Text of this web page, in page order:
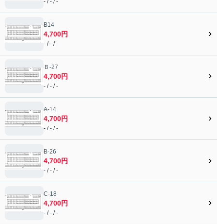
B14
4,700円
- / - / -
Ｂ-27
4,700円
- / - / -
A-14
4,700円
- / - / -
B-26
4,700円
- / - / -
C-18
4,700円
- / - / -